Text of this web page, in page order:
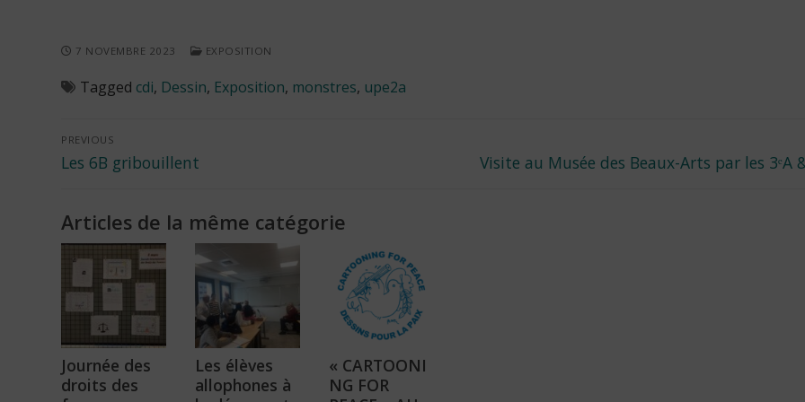
7 NOVEMBRE 2023 EXPOSITION
Tagged cdi, Dessin, Exposition, monstres, upe2a
Navigation
de
l’article
PREVIOUS
Previous
Les 6B gribouillent
Next
Visite au Musée des Beaux-Arts par les 3ᵉA
Articles de la même catégorie
Journée des
droits des
Les élèves
allophones à
« CARTOONI
NG FOR